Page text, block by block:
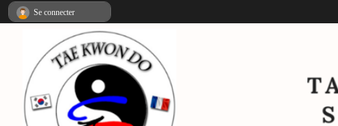
Se connecter
Panneau de gestion des cookies